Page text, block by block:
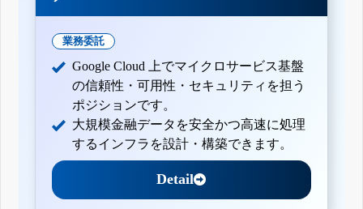
業務委託
Google Cloud 上でマイクロサービス基盤
の信頼性・可用性・セキュリティを担う
ポジションです。
大規模金融データを安全かつ高速に処理
するインフラを設計・構築できます。
Detail